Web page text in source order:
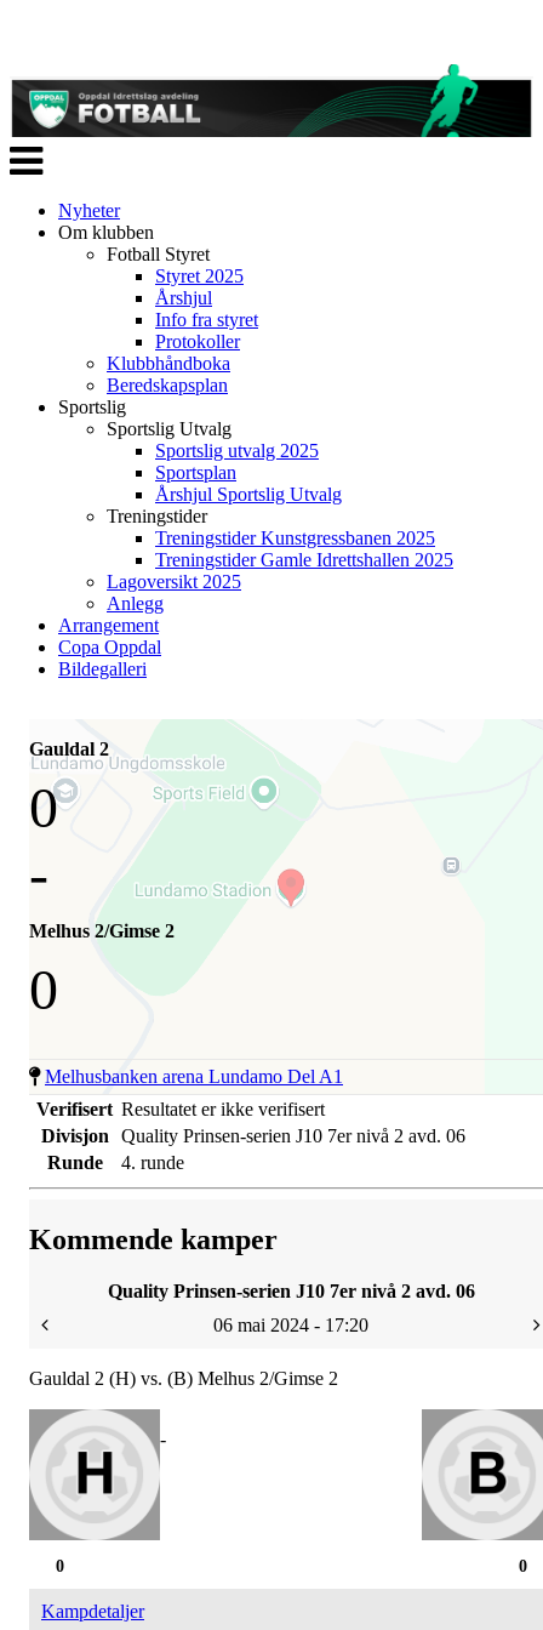
Veksle
navigasjon
Nyheter
Om klubben
Fotball Styret
Styret 2025
Årshjul
Info fra styret
Protokoller
Klubbhåndboka
Beredskapsplan
Sportslig
Sportslig Utvalg
Sportslig utvalg 2025
Sportsplan
Årshjul Sportslig Utvalg
Treningstider
Treningstider Kunstgressbanen 2025
Treningstider Gamle Idrettshallen 2025
Lagoversikt 2025
Anlegg
Arrangement
Copa Oppdal
Bildegalleri
Gauldal 2
0
-
Melhus 2/Gimse 2
0
Melhusbanken arena Lundamo Del A1
Verifisert Resultatet er ikke verifisert
Divisjon
Quality Prinsen-serien J10 7er nivå 2 avd. 06
Runde
4. runde
Kommende kamper
Quality Prinsen-serien J10 7er nivå 2 avd. 06
06 mai 2024 - 17:20
Gauldal 2 (H) vs. (B) Melhus 2/Gimse 2
-
0
0
Kampdetaljer